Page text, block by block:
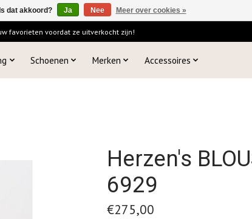
favorieten voordat ze uitverkocht zijn!
Schoenen Merken Accessoires
Herzen's
6929
€275,00
dat akkoord? Ja Nee Meer over cookies »